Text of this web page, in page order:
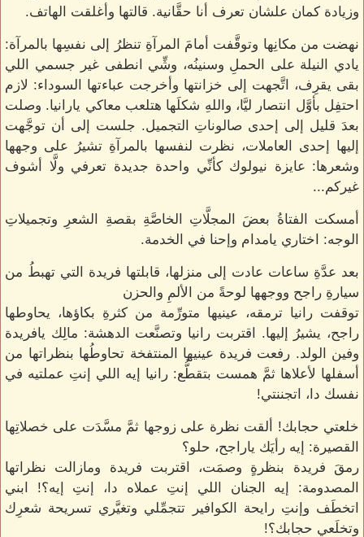
وزيادة كمان علشان تعرف أنا حقَّانية. قالتها وأغلقت الهاتف.
نهضت من مكانِها وتوقَّفت أمامَ المرآةِ تنظرُ إلى نفسِها بالمرآة:
يادي النيلة على الحملِ وسنينُه، وشِّي انطفى غير جسمي اللي
بقى يقرِف، اتَّجهت إلى خزانتها وأخرجت عباءتها السوداء: لازم
احتفِل بأوَّل انتصار ليَّا، واللهِ شكلَها هتلعب معاكي يارانيا. وصلت
بعدَ قليل إلى إحدى صالوناتِ التجميل. جلست إلى أن توجَّهت
إليها إحدى العاملات، نظرت لنفسها بالمرآةِ تشيرُ على وجهها
وشعرها: عايزة نيولوك كأنِّي واحدة جديدة تعرفي ولَّا أشوف
غيركم...
أمسكت الفتاةُ بعضَ المجلَّاتِ الخاصَّةِ بقصةِ الشعرِ وتجميلاتِ
الوجه: اختاري يامدام وإحنا في الخدمة.
بعد عدَّةِ ساعات عادت إلى منزلها، قابلتها فريدة التي تهبطُ من
سيارةِ راجح ووجهها لوحةً من الألمِ والحزن
توقفت رانيا ترمقه، عينيها متورِّمة من كثرةِ بكاؤها، يحاوطها
راجح، يشيرُ إليها. اقتربت رانيا وتصنَّعت الدهشة: مالِك يافريدة
وفين الولد. رفعت فريدة عينيها المنتفخة تحاوطُها بنظراتها من
أسفلها لأعلاها ثمَّ همست بتقطُّع: رانيا إيه اللي إنتِ عملتيه في
نفسك دا، اتجننتي!
خلعتي حجابك! ألقت نظرة على زوجها ثمَّ مسَّدَت على خصلاتِها
القصيرة: إيه رأيَك ياراجح، حلو؟
رمقَ فريدة بنظرةٍ وصمَت، اقتربت فريدة ومازالت نظراتها
المصدومة: إيه الجنان اللي إنتِ عملاه دا، إنتِ إيه؟! ابني
اتخطَف وإنتِ رايحة الكوافير تتجمِّلي وتغيَّري تسريحة شعرِك
وتخلَعي حجابك؟!